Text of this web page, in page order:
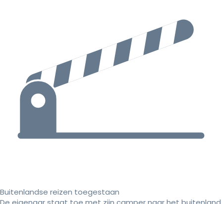
Buitenlandse reizen toegestaan